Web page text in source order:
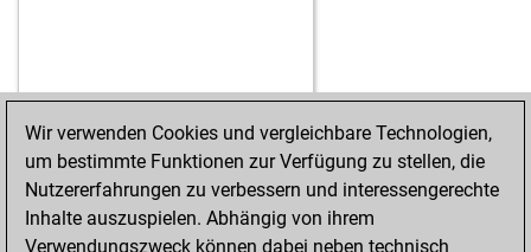
Wir verwenden Cookies und vergleichbare Technologien,
um bestimmte Funktionen zur Verfügung zu stellen, die
Nutzererfahrungen zu verbessern und interessengerechte
Inhalte auszuspielen. Abhängig von ihrem
Verwendungszweck können dabei neben technisch